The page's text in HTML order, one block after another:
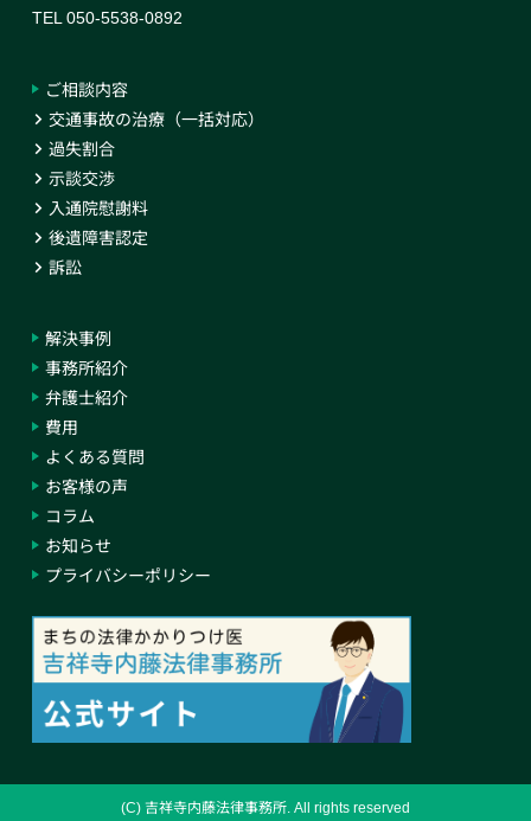
TEL 050-5538-0892
ご相談内容
交通事故の治療（一括対応）
過失割合
示談交渉
入通院慰謝料
後遺障害認定
訴訟
解決事例
事務所紹介
弁護士紹介
費用
よくある質問
お客様の声
コラム
お知らせ
プライバシーポリシー
(C) 吉祥寺内藤法律事務所. All rights reserved